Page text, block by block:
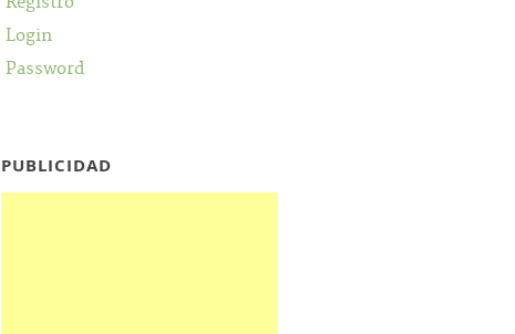
Login
Password
PUBLICIDAD